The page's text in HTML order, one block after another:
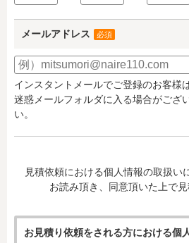
メールアドレス 必須
インスタントメールでご登録のお客様
迷惑メールフォルダに入る場合がござ
い。
見積依頼における個人情報の取扱い
お読み頂き、同意頂いた上で見
お見積り依頼をされる方における個